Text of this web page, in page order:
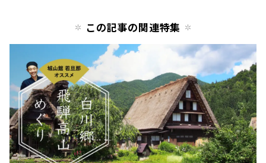
この記事の関連特集